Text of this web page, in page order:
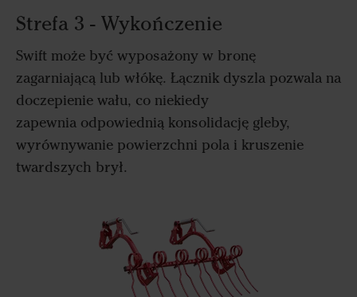
Strefa 3 - Wykończenie
Swift może być wyposażony w bronę
zagarniającą lub włókę. Łącznik dyszla pozwala na
doczepienie wału, co niekiedy
zapewnia odpowiednią konsolidację gleby,
wyrównywanie powierzchni pola i kruszenie
twardszych brył.